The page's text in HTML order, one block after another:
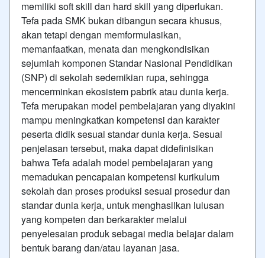
memiliki soft skill dan hard skill yang diperlukan.
Tefa pada SMK bukan dibangun secara khusus,
akan tetapi dengan memformulasikan,
memanfaatkan, menata dan mengkondisikan
sejumlah komponen Standar Nasional Pendidikan
(SNP) di sekolah sedemikian rupa, sehingga
mencerminkan ekosistem pabrik atau dunia kerja.
Tefa merupakan model pembelajaran yang diyakini
mampu meningkatkan kompetensi dan karakter
peserta didik sesuai standar dunia kerja. Sesuai
penjelasan tersebut, maka dapat didefinisikan
bahwa Tefa adalah model pembelajaran yang
memadukan pencapaian kompetensi kurikulum
sekolah dan proses produksi sesuai prosedur dan
standar dunia kerja, untuk menghasilkan lulusan
yang kompeten dan berkarakter melalui
penyelesaian produk sebagai media belajar dalam
bentuk barang dan/atau layanan jasa.